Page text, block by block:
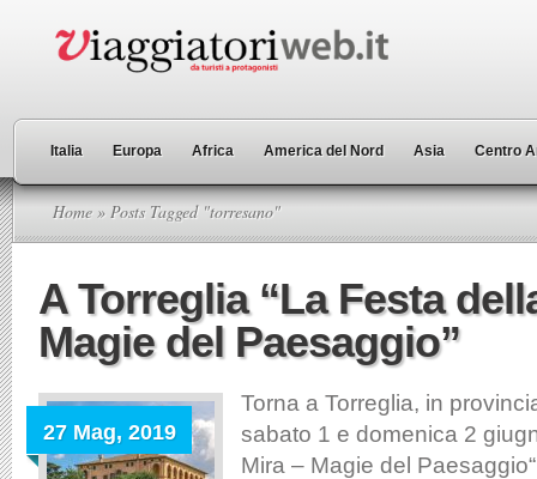
Italia Europa Africa America del Nord Asia Centro
Home » Posts Tagged "torresano"
A Torreglia “La Festa
Magie del Paesaggio”
27 Mag, 2019
Torna a Torreglia, in
sabato 1 e domenica 2
Mira – Magie del